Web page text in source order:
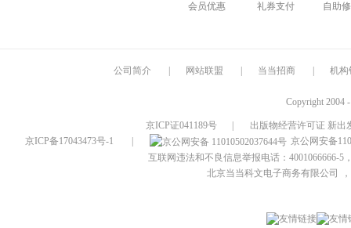
会员优惠
礼券支付
自助
公司简介 网站联盟 当当招商 机构
Copyright 2004
京ICP证041189号
出版物经营许可证 新出
京ICP备17043473号-1
京公网安备
互联网违法和不良信息举报电话：4001066666-5
北京当当科文电子商务有限公司